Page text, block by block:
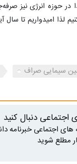
در حوزه انرژی نیز
لذا امیدواریم تا
سیمایی صراف
اجتماعی دنبال کنید
اجتماعی خبرنامه
مطلع شوید